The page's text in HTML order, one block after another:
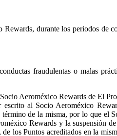
durante los periodos de
fraudulentas o malas
Aeroméxico Rewards de El
al Socio Aeroméxico
de la misma, por lo que el
Rewards y la suspensión
los Puntos acreditados en la